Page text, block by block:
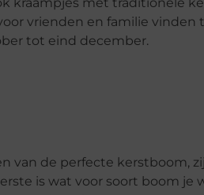
kraampjes met traditionele
vrienden en familie vinden
tot eind december.
van de perfecte kerstboom,
is wat voor soort boom je